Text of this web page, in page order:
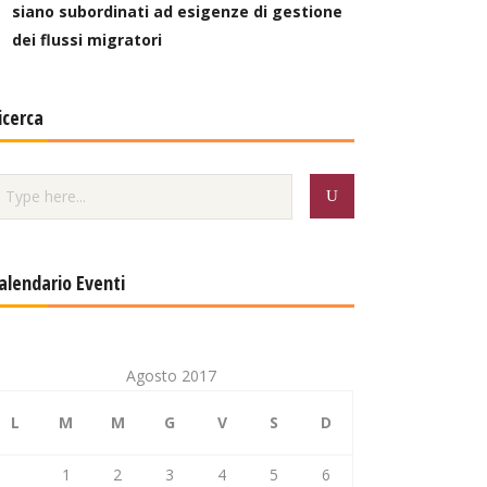
siano subordinati ad esigenze di gestione
dei flussi migratori
Eventi
Agosto 2017
L M M G V S D
1 2 3 4 5 6